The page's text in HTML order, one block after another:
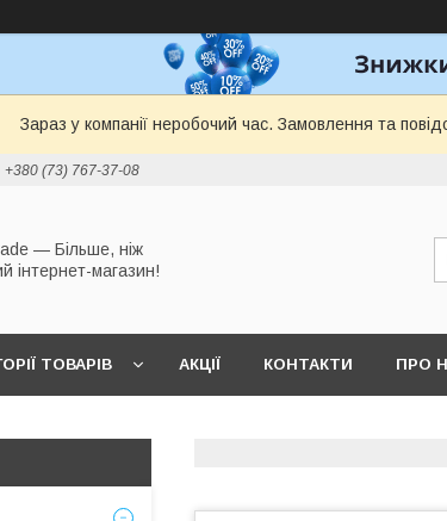
Зараз у компанії неробочий час. Замовлення та
+380 (73) 767-37-08
— Більше, ніж
інтернет-магазин!
ТОВАРІВ АКЦІЇ КОНТАКТИ ПРО